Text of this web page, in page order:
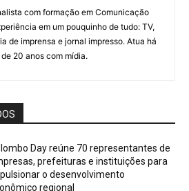
com formação em Comunicação
em um pouquinho de tudo: TV,
de imprensa e jornal impresso. Atua há
de 20 anos com mídia.
Day reúne 70 representantes de
prefeituras e instituições para
o desenvolvimento
regional